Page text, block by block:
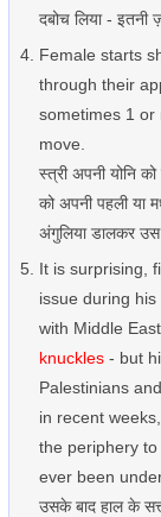
दबोच लिया -
Female starts
through their
sometimes 1 or
move.
स्त्री अपनी योनि
को अपनी पहली या
अंगुलिया डालकर उस
It is surprising,
issue during
with Middle
knuckles - but
Palestinians
in recent
the periphery
ever been
उसके बाद हाल के